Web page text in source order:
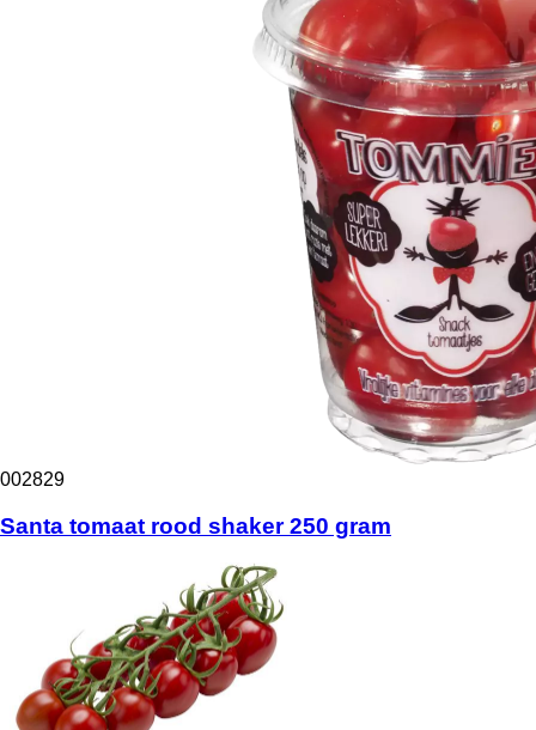
002829
Santa tomaat rood shaker 250 gram